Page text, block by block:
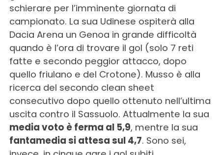
schierare per l’imminente giornata di
campionato. La sua Udinese ospiterà alla
Dacia Arena un Genoa in grande difficoltà
quando è l’ora di trovare il gol (solo 7 reti
fatte e secondo peggior attacco, dopo
quello friulano e del Crotone). Musso è alla
ricerca del secondo clean sheet
consecutivo dopo quello ottenuto nell’ultima
uscita contro il Sassuolo. Attualmente la sua
media voto è ferma al 5,9, mentre la sua
fantamedia si attesa sul 4,7. Sono sei,